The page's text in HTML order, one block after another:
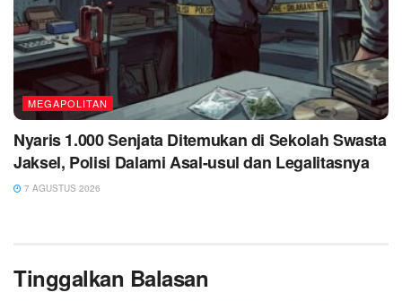
MEGAPOLITAN
Nyaris 1.000 Senjata Ditemukan di Sekolah Swasta
Jaksel, Polisi Dalami Asal-usul dan Legalitasnya
7 AGUSTUS 2026
Tinggalkan Balasan